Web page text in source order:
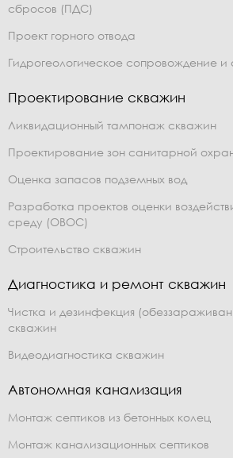
сбросов (ПДС)
Проект горного отвода
Гидрогеологическое сопровождение и
Проектирование скважин
Ликвидационный тампонаж скважин
Проектирование зон санитарной
Оценка запасов подземных вод
Разработка проектов оценки
среду (ОВОС)
Строительство скважин
Диагностика и ремонт скважин
Чистка и дезинфекция
скважин
Видеодиагностика скважин
Автономная канализация
Монтаж септиков из бетонных колец
Монтаж канализационных септиков